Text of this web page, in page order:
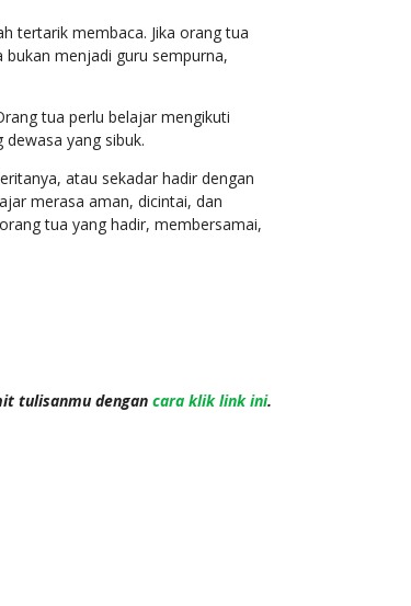
tertarik membaca. Jika orang tua
menjadi guru sempurna,
tua perlu belajar mengikuti
yang sibuk.
atau sekadar hadir dengan
merasa aman, dicintai, dan
tua yang hadir, membersamai,
tulisanmu dengan cara klik link ini.